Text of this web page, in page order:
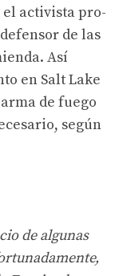
activista pro-
de las
Así
en Salt Lake
de fuego
según
de algunas